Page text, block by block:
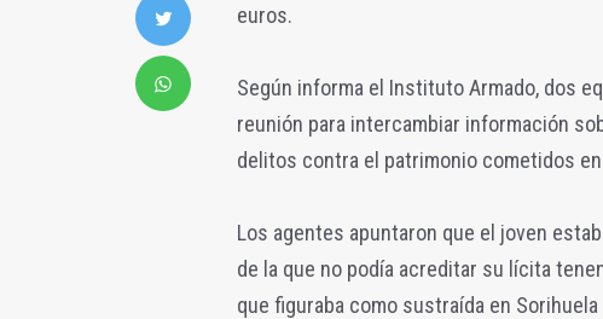
euros.
Según informa el Instituto Armado, dos
reunión para intercambiar información
delitos contra el patrimonio cometidos
Los agentes apuntaron que el joven
de la que no podía acreditar su lícita
que figuraba como sustraída en